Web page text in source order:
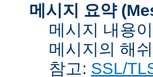
메시지 요약
메시지 내용
메시지의 해
참고: SSL/